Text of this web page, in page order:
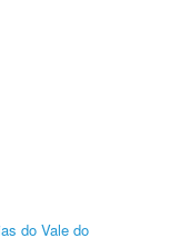
do Vale do